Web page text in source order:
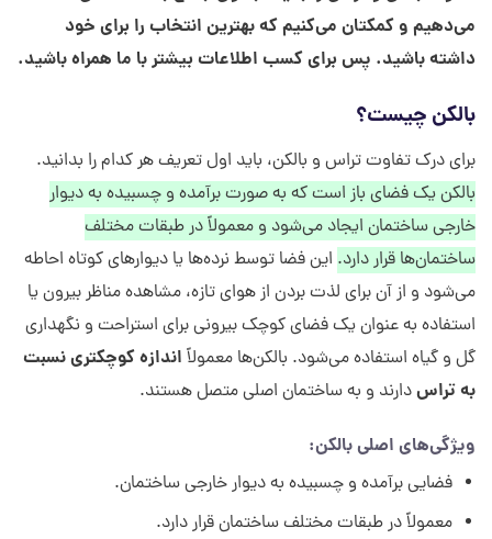
می‌دهیم و کمکتان می‌کنیم که بهترین انتخاب را برای خود
داشته باشید. پس برای کسب اطلاعات بیشتر با ما همراه باشید.
بالکن چیست؟
برای درک تفاوت تراس و بالکن، باید اول تعریف هر کدام را بدانید.
بالکن یک فضای باز است که به صورت برآمده و چسبیده به دیوار
خارجی ساختمان ایجاد می‌شود و معمولاً در طبقات مختلف
ساختمان‌ها قرار دارد. این فضا توسط نرده‌ها یا دیوارهای کوتاه احاطه
می‌شود و از آن برای لذت بردن از هوای تازه، مشاهده مناظر بیرون یا
استفاده به عنوان یک فضای کوچک بیرونی برای استراحت و نگهداری
گل و گیاه استفاده می‌شود. بالکن‌ها معمولاً اندازه کوچکتری نسبت
به تراسدارند و به ساختمان اصلی متصل هستند.
ویژگی‌های اصلی بالکن:
فضایی برآمده و چسبیده به دیوار خارجی ساختمان.
معمولاً در طبقات مختلف ساختمان قرار دارد.